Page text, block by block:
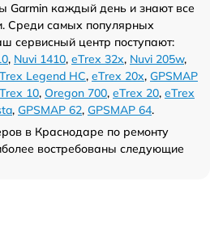
Garmin каждый день и знают все
Среди самых популярных
сервисный центр поступают:
, Nuvi 1410, eTrex 32x, Nuvi 205w,
Legend HC, eTrex 20x, GPSMAP
10, Oregon 700, eTrex 20, eTrex
, GPSMAP 62, GPSMAP 64.
в Краснодаре по ремонту
востребованы следующие